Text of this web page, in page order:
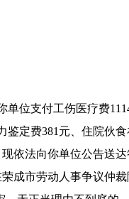
位支付工伤医疗费
定费381元、住院伙食
依法向你单位公告送
成市劳动人事争议仲